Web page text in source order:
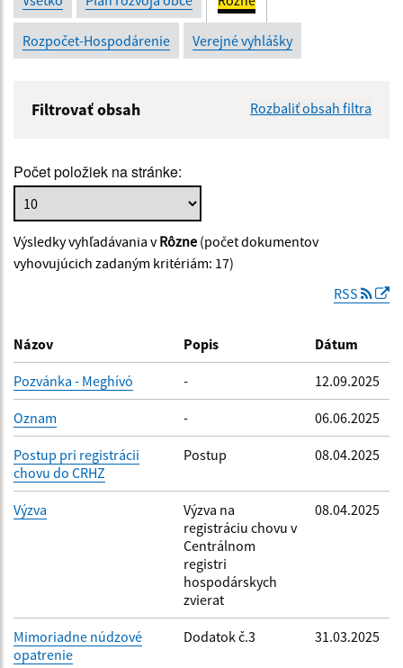
Rozpočet-Hospodárenie Verejné vyhlášky
Filtrovať obsah Rozbaliť obsah filtra
Popis:
Dátum zverejnenia od:
Filtrovať Reset
Počet položiek na stránke:
Výsledky vyhľadávania vRôzne (počet dokumentov
vyhovujúcich zadaným kritériám: 17)
RSS
Názov Popis Dátum
Pozvánka - Meghívó - 12.09.2025
Oznam - 06.06.2025
Postup pri registrácii
chovu do CRHZ
Postup 08.04.2025
Výzva
Výzva na
registráciu chovu v
Centrálnom
registri
hospodárskych
zvierat
08.04.2025
Mimoriadne núdzové
opatrenie
Dodatok č.3 31.03.2025